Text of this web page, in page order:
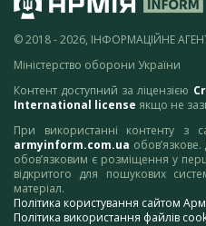
© 2018 - 2026, ІНФОРМАЦІЙНЕ
Міністерство оборони України
Контент доступний за ліцензією
International license якщо не
При використанні контенту з
armyinform.com.ua
обов’язковим є розміщення у
відкритого для пошукових
матеріал.
Політика користування сайтом
Політика використання файлів